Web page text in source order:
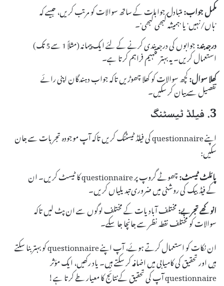
مکمل جواب:متبادل جوابات کے ساتھ سوالات کو مرتب کریں، جیسے کہ
'ہاں/نہیں' یا 'ہمیشہ کبھی کبھی'۔
درجہ بند:
جوابوں کی درجہ بندی کرنے کے لئے ایک پیمانہ (مثلاً 1 سے 5 تک)
استعمال کریں۔ یہ بہتر تفہیم فراہم کرتا ہے۔
کھلا سوال:کچھ سوالات کو کھلا چھوڑیں تاکہ جواب دہندگان اپنی رائے
تفصیل سے بیان کر سکیں۔
3. فیلڈ ٹیسٹنگ
اپنے questionnaire کی فیلڈ ٹیسٹنگ کریں تاکہ آپ موجودہ تجربات سے جان
سکیں:
پائلٹ ٹیسٹ:
چھوٹے گروپ پر questionnaire کا ٹیسٹ کریں۔ ان
کے فیڈبیک کی روشنی میں ضروری تبدیلیاں کریں۔
انوکھے تجربے:مختلف آبادیات کے مختلف لوگوں سے ان پٹ لیں تاکہ
سوالات کو مختلف نقطہ نظر سے جانچا جا سکے۔
ان نکات کو استعمال کرتے ہوئے، آپ اپنے questionnaire کو بہتر بنا سکتے
ہیں اور تحقیق کی کامیابی میں اضافہ کر سکتے ہیں۔ یاد رکھیں، ایک مؤثر
questionnaire آپ کی تحقیق کے نتائج کا معیار طے کرتا ہے!